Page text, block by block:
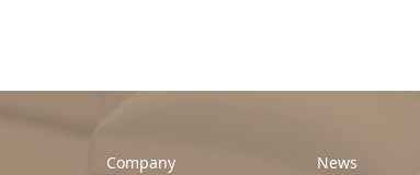
Company News